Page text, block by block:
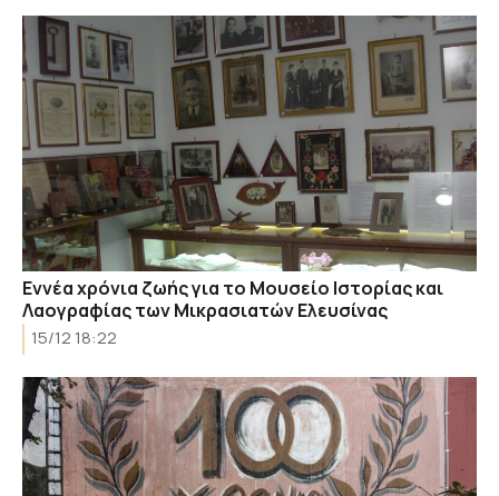
Εννέα χρόνια ζωής για το Μουσείο Ιστορίας και
Λαογραφίας των Μικρασιατών Ελευσίνας
15/12 18:22